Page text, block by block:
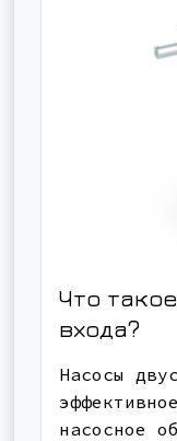
Что
входа?
Насосы
насосное